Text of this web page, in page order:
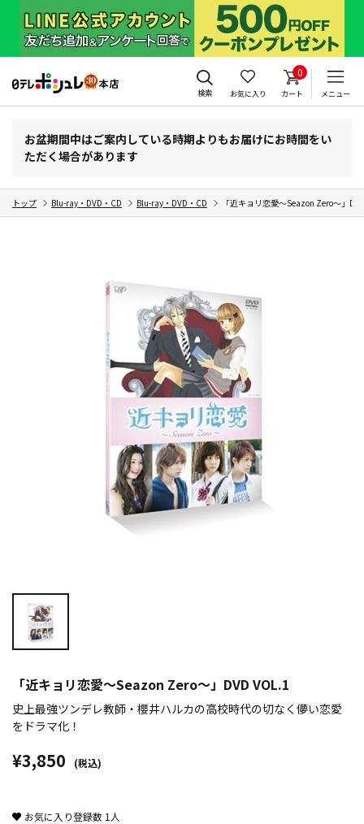
検索 お気に入り
0
カート メニュー
お盆期間中はご案内している時期よりもお届けにお時間をい
ただく場合があります
トップ Blu-ray・DVD・CD Blu-ray・DVD・CD 「近キョリ恋愛～Seazon Zero～」
「近キョリ恋愛～Seazon Zero～」DVD VOL.1
史上最強ツンデレ教師・櫻井ハルカの高校時代の切なく儚い恋愛
をドラマ化！
¥3,850 (税込)
お気に入り登録数 1 人